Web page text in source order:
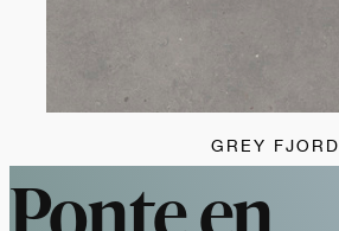
GREY FJORD
Ponte en